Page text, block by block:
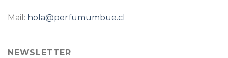
Mail: hola@perfumumbue.cl
NEWSLETTER